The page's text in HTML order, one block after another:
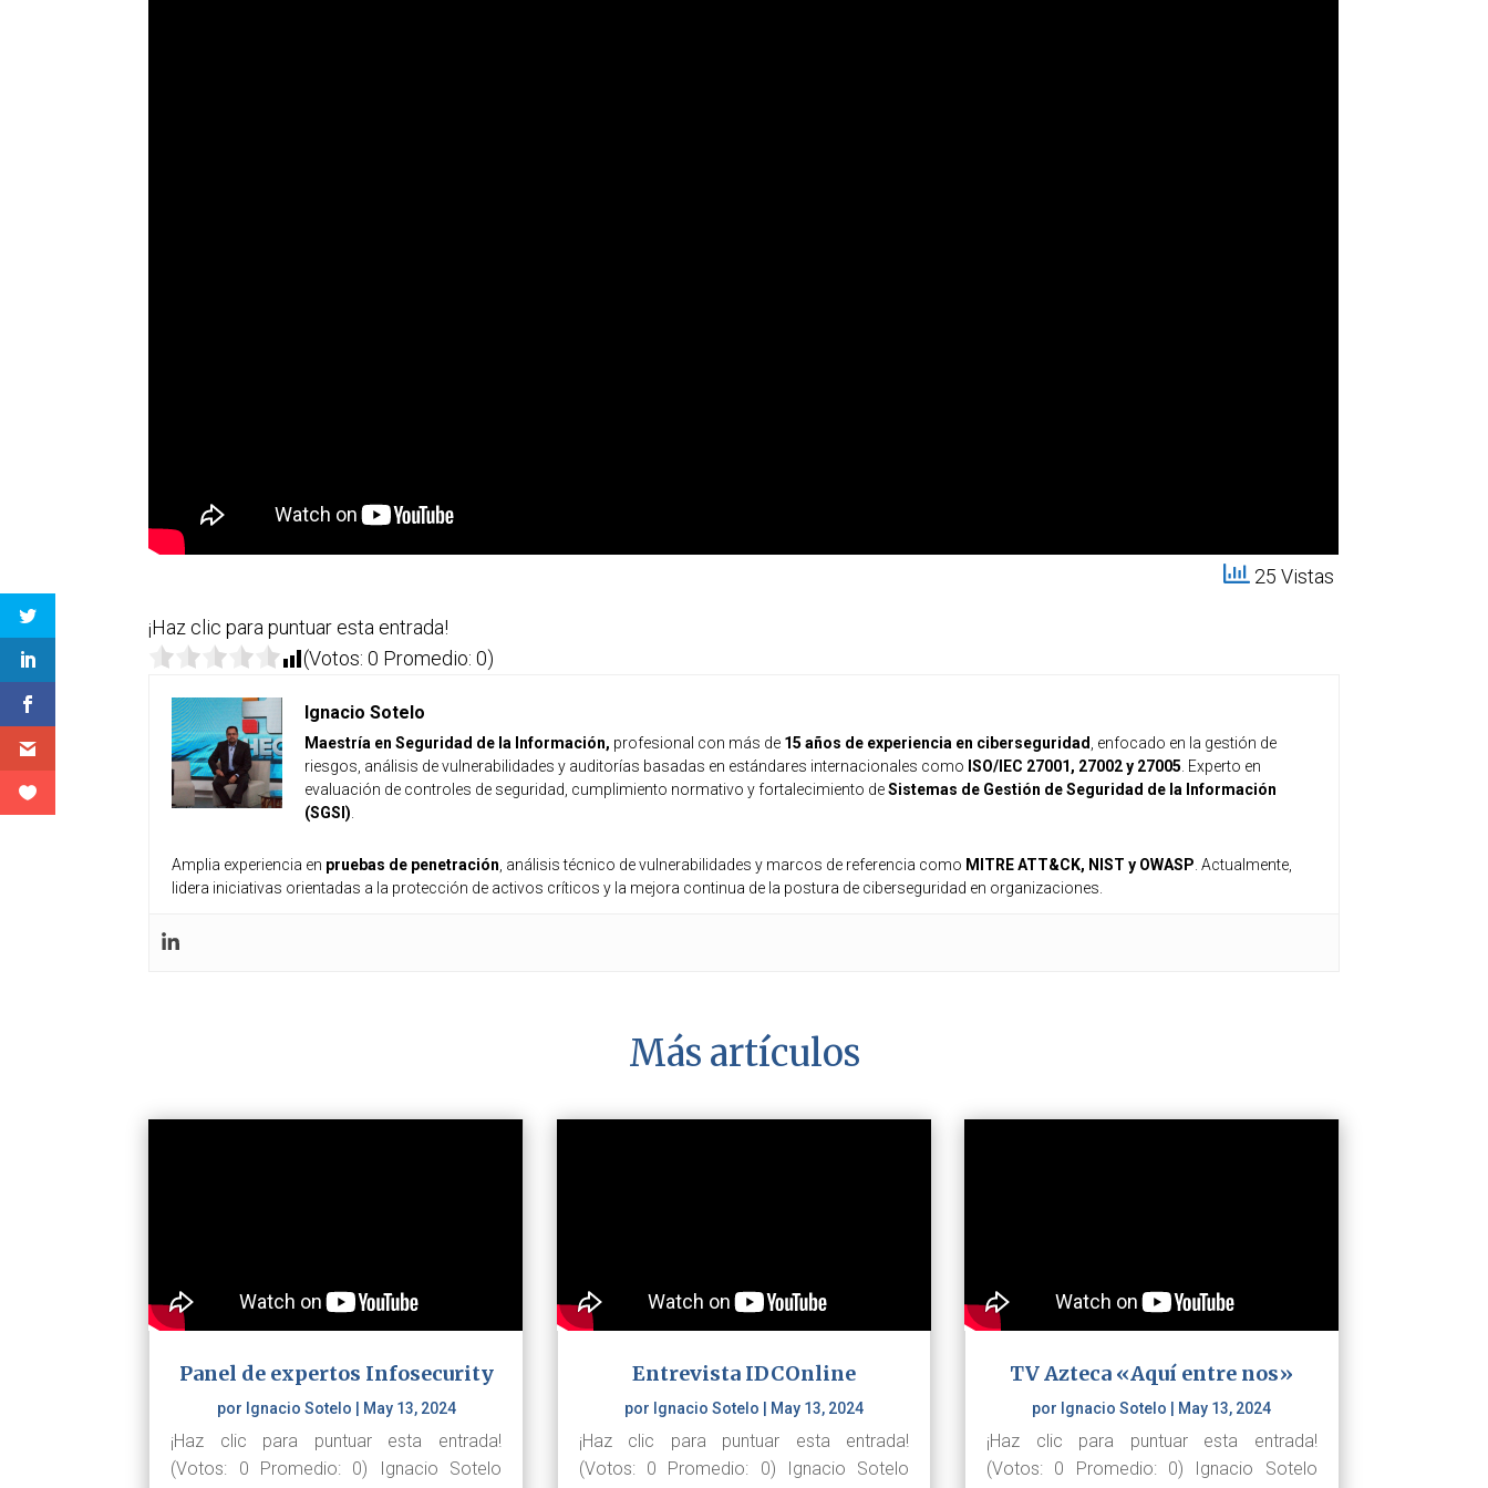
25 Vistas
¡Haz clic para puntuar esta entrada!
(Votos:0 Promedio:0)
Ignacio Sotelo
Maestría en Seguridad de la Información, profesional con más de 15 años de experiencia en ciberseguridad, enfocado en la gestión de
riesgos, análisis de vulnerabilidades y auditorías basadas en estándares internacionales como ISO/IEC 27001, 27002 y 27005. Experto en
evaluación de controles de seguridad, cumplimiento normativo y fortalecimiento deSistemas de Gestión de Seguridad de la Información
(SGSI).
Amplia experiencia en pruebas de penetración, análisis técnico de vulnerabilidades y marcos de referencia como MITRE ATT&CK, NIST y OWASP. Actualmente,
lidera iniciativas orientadas a la protección de activos críticos y la mejora continua de la postura de ciberseguridad en organizaciones.
Más artículos
Panel de expertos Infosecurity
por Ignacio Sotelo May 13, 2024
¡Haz clic para puntuar esta entrada!
(Votos: 0 Promedio: 0) Ignacio Sotelo
Entrevista IDCOnline
por Ignacio Sotelo May 13, 2024
¡Haz clic para puntuar esta entrada!
(Votos: 0 Promedio: 0) Ignacio Sotelo
TV Azteca «Aquí entre nos»
por Ignacio Sotelo May 13, 2024
¡Haz clic para puntuar esta entrada!
(Votos: 0 Promedio: 0) Ignacio Sotelo